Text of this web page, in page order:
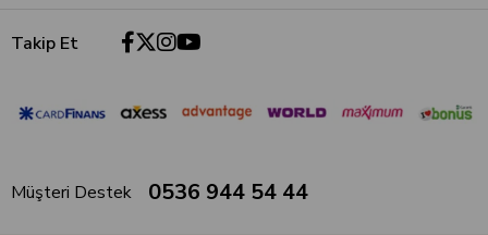
Takip Et
Müşteri Destek 0536 944 54 44